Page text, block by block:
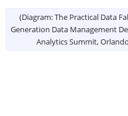
(Diagram: The Practical Data
Generation Data Management
Analytics Summit,